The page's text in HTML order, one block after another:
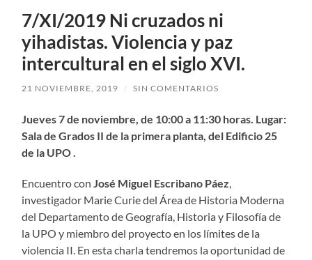
7/XI/2019 Ni cruzados ni
yihadistas. Violencia y paz
intercultural en el siglo XVI.
21 NOVIEMBRE, 2019 / SIN COMENTARIOS
Jueves 7 de noviembre, de 10:00 a 11:30 horas. Lugar:
Sala de Grados II de la primera planta, del Edificio 25
de la UPO .
Encuentro con José Miguel Escribano Páez
investigador Marie Curie del Área de Historia Moderna
del Departamento de Geografía, Historia y Filosofía de
la UPO y miembro del proyecto en los límites de la
violencia II. En esta charla tendremos la oportunidad de